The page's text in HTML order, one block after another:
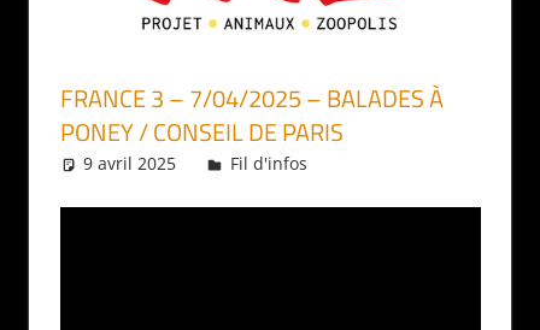
FRANCE 3 – 7/04/2025 – BALADES À
PONEY / CONSEIL DE PARIS
9 avril 2025 Daniel
Fil d'infos